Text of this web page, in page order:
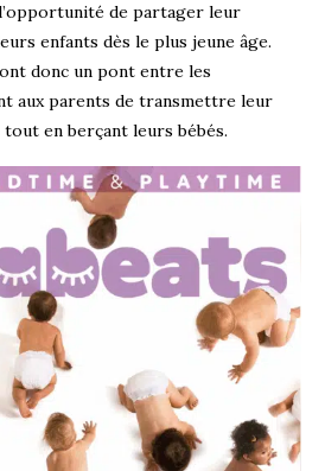
de partager leur
enfants dès le plus jeune âge.
donc un pont entre les
aux parents de transmettre leur
en berçant leurs bébés.